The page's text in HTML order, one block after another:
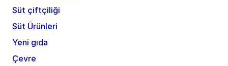
Süt çiftçiliği
Süt Ürünleri
Yeni gıda
Çevre